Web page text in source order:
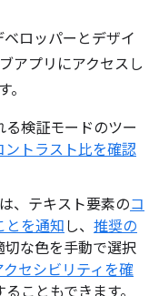
ロッパーとデザイ
アプリにアクセスし
る検証モードのツー
ントラスト比を確認
、テキスト要素のコ
とを通知 し、 推奨の
切な色を手動で選択
クセシビリティを確